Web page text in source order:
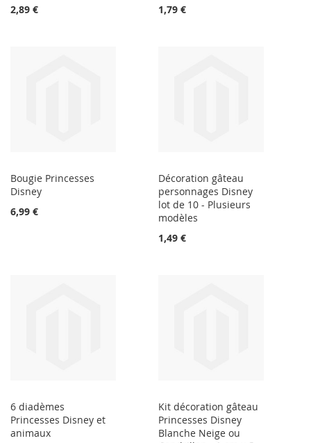
2,89 €
1,79 €
Bougie Princesses
Disney
6,99 €
Décoration gâteau
personnages Disney
lot de 10 - Plusieurs
modèles
1,49 €
6 diadèmes
Princesses Disney et
animaux
Kit décoration gâteau
Princesses Disney
Blanche Neige ou